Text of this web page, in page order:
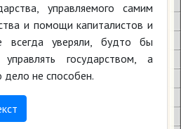
управляемого самим
и помощи капитали­стов и
всегда уверяли, будто бы
государством, а
не спо­собен.